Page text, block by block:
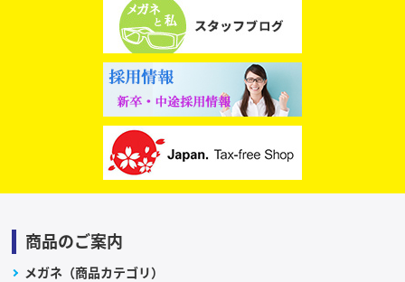
商品のご案内
メガネ（商品カテゴリ）